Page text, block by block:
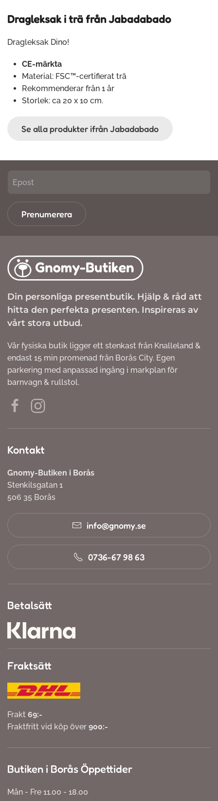
Dragleksak i trä från Jabadabado
Dragleksak Dino!
CE-märkta
Material: FSC™-certifierat trä
Rekommenderar från 1 år
Storlek: ca 20 x 10 cm.
Se alla produkter ifrån Jabadabado
Prenumerera
Din personliga presentbutik. Hjälp & råd att
hitta den perfekta presenten. Inspireras av
vårt stora utbud.
Vår fysiska butik ligger ett stenkast från Knalleland &
endast 15 min promenad från Borås City. Egen
parkering med anpassad ingång i markplan för
barnvagn & rullstol.
Kontakt
Gnomy-Butiken i Borås
Stenkilsgatan 1
506 35 Borås
info@gnomy.se
0736-67 98 63
Betalsätt
Fraktsätt
Frakt 69:-
Fraktfritt vid köp över 900:-
Butiken i Borås Öppettider
Mån - Fre 11.00 - 18.00